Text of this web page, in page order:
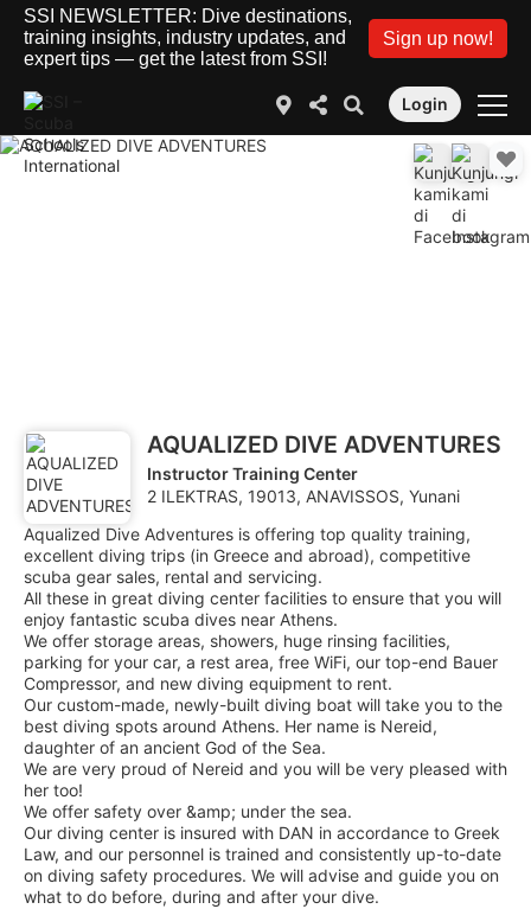
SSI NEWSLETTER: Dive destinations,
training insights, industry updates, and
expert tips — get the latest from SSI!
Sign up now!
Login
AQUALIZED DIVE ADVENTURES
Instructor Training Center
2 ILEKTRAS, 19013, ANAVISSOS, Yunani
Aqualized Dive Adventures is offering top quality training,
excellent diving trips (in Greece and abroad), competitive
scuba gear sales, rental and servicing.
All these in great diving center facilities to ensure that you will
enjoy fantastic scuba dives near Athens.
We offer storage areas, showers, huge rinsing facilities,
parking for your car, a rest area, free WiFi, our top-end Bauer
Compressor, and new diving equipment to rent.
Our custom-made, newly-built diving boat will take you to the
best diving spots around Athens. Her name is Nereid,
daughter of an ancient God of the Sea.
We are very proud of Nereid and you will be very pleased with
her too!
We offer safety over &amp; under the sea.
Our diving center is insured with DAN in accordance to Greek
Law, and our personnel is trained and consistently up-to-date
on diving safety procedures. We will advise and guide you on
what to do before, during and after your dive.